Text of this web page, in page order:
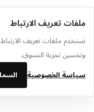
الرئيسية الكتالوج سلة التسوقملفات تعريف الارتباط
نستخدم ملفات تعريف
وتحسين تجربة التسوق.
سياسة الخصوصية